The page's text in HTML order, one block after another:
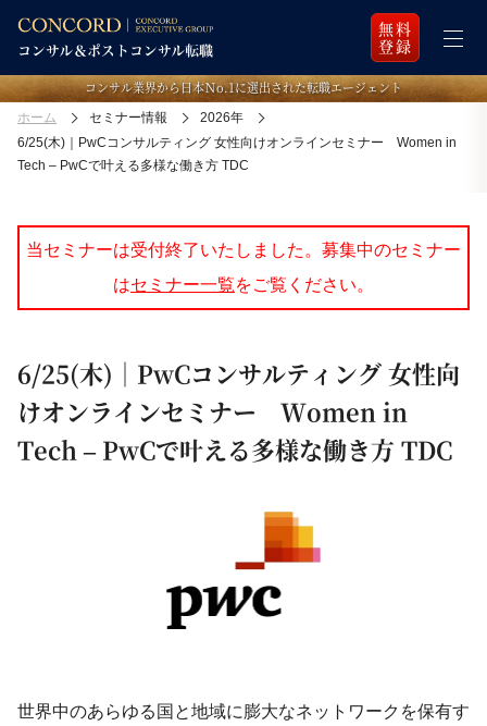
無料
登録
コンサル業界から日本Ｎo.1に選出された転職エージェント
ホーム セミナー情報
2026年
6/25(木)｜PwCコンサルティング 女性向けオンラインセミナー Women in
Tech – PwCで叶える多様な働き方 TDC
当セミナーは受付終了いたしました。募集中のセミナー
はセミナー一覧をご覧ください。
6/25(木)｜PwCコンサルティング 女性向
けオンラインセミナー Women in
Tech – PwCで叶える多様な働き方 TDC
世界中のあらゆる国と地域に膨大なネットワークを保有す